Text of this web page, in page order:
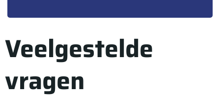
Veelgestelde
vragen